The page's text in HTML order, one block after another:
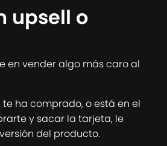
upsell o
en vender algo más caro al
te ha comprado, o está en el
y sacar la tarjeta, le
del producto.